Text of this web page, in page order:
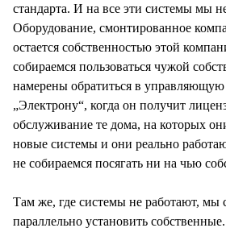
стандарта. И на все эти системы мы
Оборудование, смонтированное
остается собственностью этой
собираемся пользоваться чужой
намерены обратиться в
„Электрону“, когда он получит
обслуживание те дома, на которых
новые системы и они реально
не собираемся посягать ни на чью
Там же, где системы не работают, мы
параллельно установить